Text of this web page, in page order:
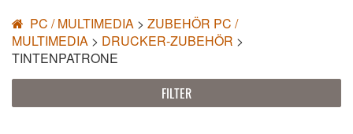
PC / MULTIMEDIA > ZUBEHÖR PC /
MULTIMEDIA > DRUCKER-ZUBEHÖR >
TINTENPATRONE
FILTER